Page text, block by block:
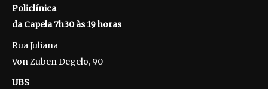
Policlínica
da Capela 7h30 às 19 horas
Rua Juliana
Von Zuben Degelo, 90
UBS